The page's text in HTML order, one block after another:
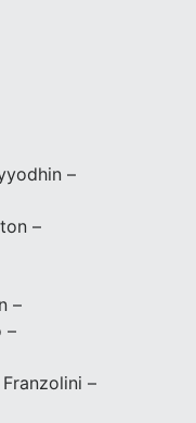
–
–
–
–
–